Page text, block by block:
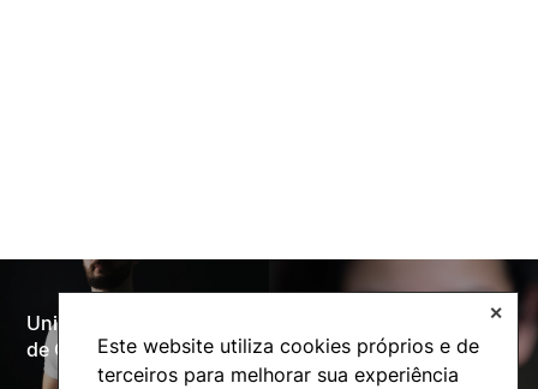
Este website utiliza cookies próprios e de
terceiros para melhorar sua experiência
✕
Universidade Politécnica
de Coimbra
Oferta Formativa